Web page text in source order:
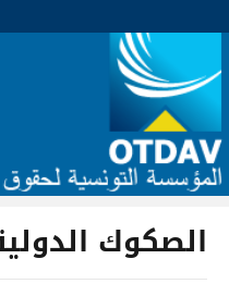
الصكوك